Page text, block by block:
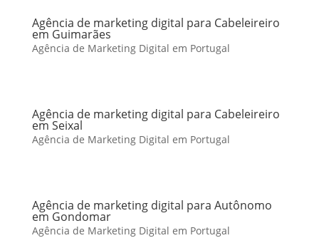
Agência de marketing digital para Cabeleireiro
em Guimarães
Agência de Marketing Digital em Portugal
Agência de marketing digital para Cabeleireiro
em Seixal
Agência de Marketing Digital em Portugal
Agência de marketing digital para Autônomo
em Gondomar
Agência de Marketing Digital em Portugal